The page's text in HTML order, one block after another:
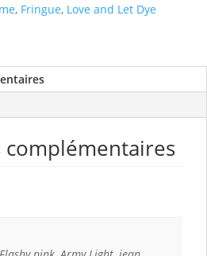
, Fringue, Love and Let Dye